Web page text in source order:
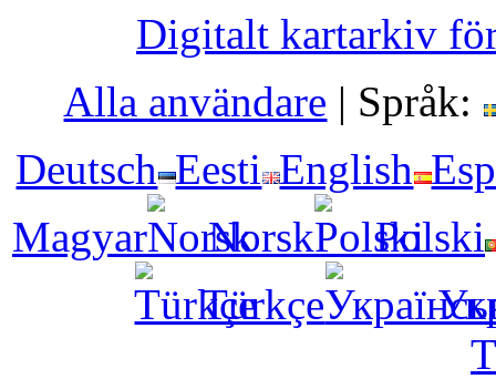
Digitalt kartarkiv
Alla användare | Språk:
Deutsch Eesti English
Magyar
Norsk
Polski
Türkçe